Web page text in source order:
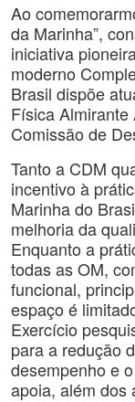
Ao
da Marinha”,
iniciativa
moderno
Brasil dispõe
Física
Comissão de
Tanto a CDM
incentivo à
Marinha do
melhoria da
Enquanto a
todas as OM,
funcional,
espaço é
Exercício
para a redução
desempenho e
apoia, além dos